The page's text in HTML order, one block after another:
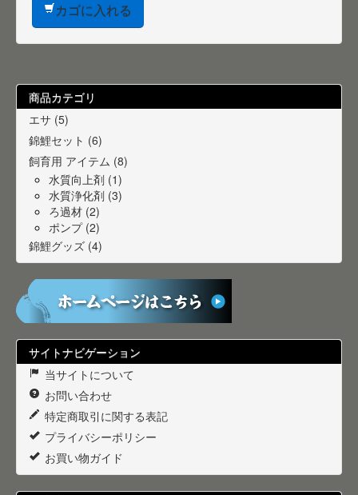
カゴに入れる
商品カテゴリ
エサ (5)
錦鯉セット (6)
飼育用 アイテム (8)
水質向上剤 (1)
水質浄化剤 (3)
ろ過材 (2)
ポンプ (2)
錦鯉グッズ (4)
サイトナビゲーション
当サイトについて
お問い合わせ
特定商取引に関する表記
プライバシーポリシー
お買い物ガイド